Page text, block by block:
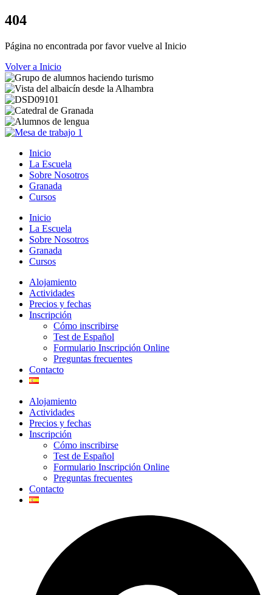
404
Página no encontrada por favor vuelve al Inicio
Volver a Inicio
Inicio
La Escuela
Sobre Nosotros
Granada
Cursos
Inicio
La Escuela
Sobre Nosotros
Granada
Cursos
Alojamiento
Actividades
Precios y fechas
Inscripción
Cómo inscribirse
Test de Español
Formulario Inscripción Online
Preguntas frecuentes
Contacto
Alojamiento
Actividades
Precios y fechas
Inscripción
Cómo inscribirse
Test de Español
Formulario Inscripción Online
Preguntas frecuentes
Contacto